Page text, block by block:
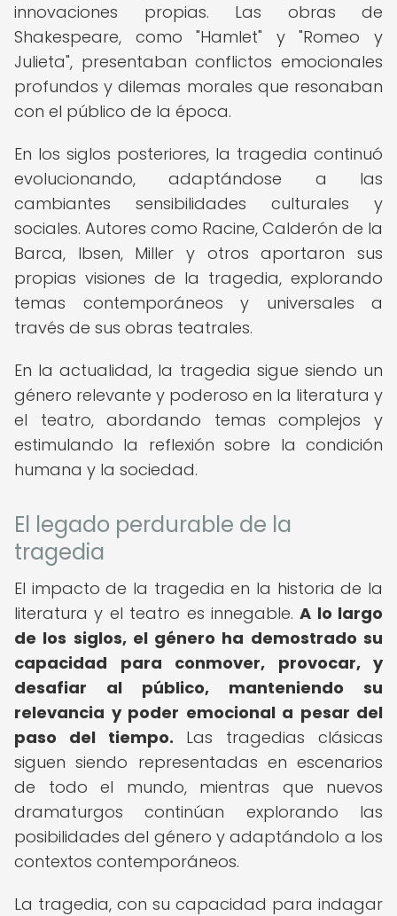
innovaciones propias. Las obras de
Shakespeare, como "Hamlet" y "Romeo y
Julieta", presentaban conflictos emocionales
profundos y dilemas morales que resonaban
con el público de la época.
En los siglos posteriores, la tragedia continuó
evolucionando, adaptándose a las
cambiantes sensibilidades culturales y
sociales. Autores como Racine, Calderón de la
Barca, Ibsen, Miller y otros aportaron sus
propias visiones de la tragedia, explorando
temas contemporáneos y universales a
través de sus obras teatrales.
En la actualidad, la tragedia sigue siendo un
género relevante y poderoso en la literatura y
el teatro, abordando temas complejos y
estimulando la reflexión sobre la condición
humana y la sociedad.
El legado perdurable de la
tragedia
El impacto de la tragedia en la historia de la
literatura y el teatro es innegable.A lo largo
de los siglos, el género ha demostrado su
capacidad para conmover, provocar, y
desafiar al público, manteniendo su
relevancia y poder emocional a pesar del
paso del tiempo. Las tragedias clásicas
siguen siendo representadas en escenarios
de todo el mundo, mientras que nuevos
dramaturgos continúan explorando las
posibilidades del género y adaptándolo a los
contextos contemporáneos.
La tragedia, con su capacidad para indagar